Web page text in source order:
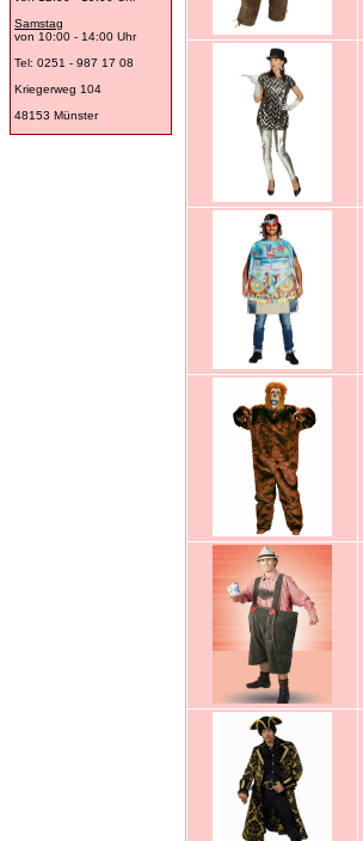
Samstag
von 10:00 - 14:00 Uhr
Tel: 0251 - 987 17 08
Kriegerweg 104
48153 Münster